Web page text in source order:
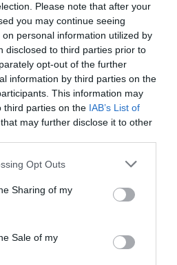
Please note that after your
you may continue seeing
personal information utilized by
disclosed to third parties prior to
opt-out of the further
information by third parties on the
This information may
third parties on the IAB’s List of
that may further disclose it to other
Opt Outs
Sharing of my
Sale of my